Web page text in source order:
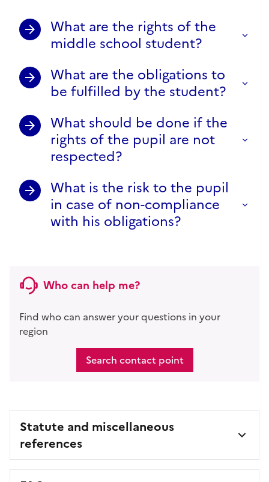
What are the rights of the
middle school student?
What are the obligations to
be fulfilled by the student?
What should be done if the
rights of the pupil are not
respected?
What is the risk to the pupil
in case of non-compliance
with his obligations?
Who can help me?
Find who can answer your questions in your
region
Search contact point
Statute and miscellaneous
references